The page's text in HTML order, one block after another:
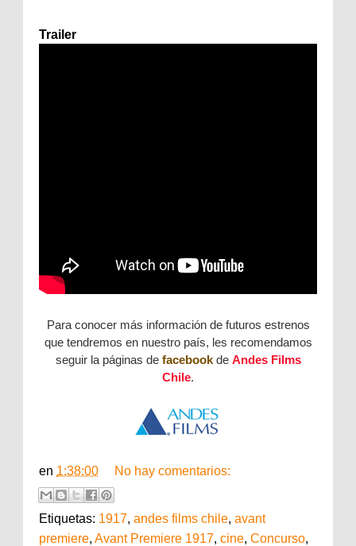
Trailer
Para conocer más información de futuros estrenos
que tendremos en nuestro país, les recomendamos
seguir la páginas de facebook de Andes Films
Chile.
en 1:38:00 No hay comentarios:
Etiquetas: 1917, andes films chile, avant
premiere, Avant Premiere 1917, cine, Concurso,